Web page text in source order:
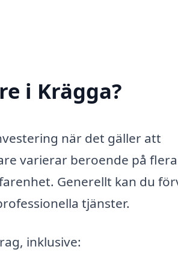
i Krägga?
när det gäller att
varierar beroende på flera
Generellt kan du
tjänster.
inklusive: